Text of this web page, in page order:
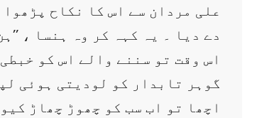
علی مردان سے اس کا نکاح
دے دیا ۔ یہ کہہ کر وہ ہنسا ،
اس وقت تو سننے والے اس کو
گوہر تابدار کو لودیتی ہوئی
’’اچھا تو اب سب کو چھوڑ چھاڑ